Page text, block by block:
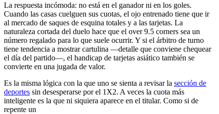
La respuesta incómoda: no está en el ganador ni en los goles.
Cuando las casas cuelguen sus cuotas, el ojo entrenado tiene que ir
al mercado de saques de esquina totales y a las tarjetas. La
naturaleza cortada del duelo hace que el over 9.5 corners sea un
número regalado para lo que suele ocurrir. Y si el árbitro de turno
tiene tendencia a mostrar cartulina —detalle que conviene chequear
el día del partido—, el handicap de tarjetas asiático también se
convierte en una jugada de valor.
Es la misma lógica con la que uno se sienta a revisar la sección de
deportes sin desesperarse por el 1X2. A veces la cuota más
inteligente es la que ni siquiera aparece en el titular. Como si de
repente un